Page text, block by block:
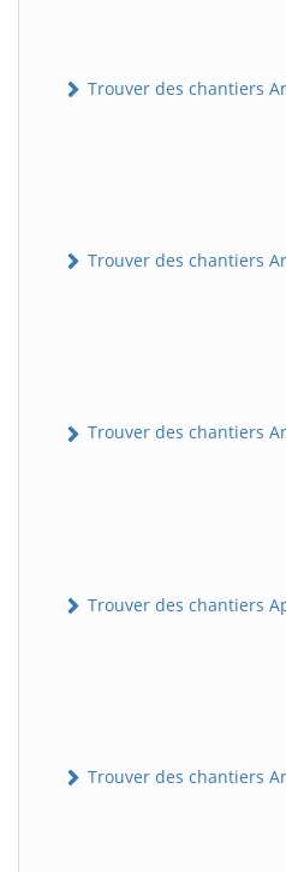
Trouver des chantiers
Trouver des chantiers
Trouver des chantiers
Trouver des chantiers
Trouver des chantiers